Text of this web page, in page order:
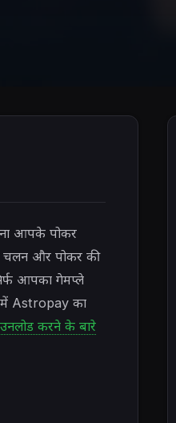
आपके पोकर
चलन और पोकर की
आपका गेमप्ले
में Astropay का
करने के बारे